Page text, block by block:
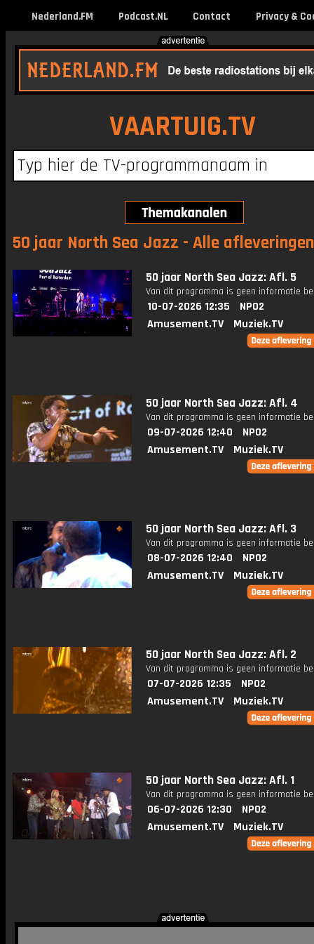
Nederland.FM Podcast.NL Contact Privacy &
VAARTUIG.TV
50 jaar North Sea Jazz - Alle afleveringen
50 jaar North Sea Jazz: Afl. 5
Van dit programma is geen informatie
10-07-2026 12:35
NPO2
Amusement.TV
Muziek.TV
50 jaar North Sea Jazz: Afl. 4
Van dit programma is geen informatie
09-07-2026 12:40
NPO2
Amusement.TV
Muziek.TV
50 jaar North Sea Jazz: Afl. 3
Van dit programma is geen informatie
08-07-2026 12:40
NPO2
Amusement.TV
Muziek.TV
50 jaar North Sea Jazz: Afl. 2
Van dit programma is geen informatie
07-07-2026 12:35
NPO2
Amusement.TV
Muziek.TV
50 jaar North Sea Jazz: Afl. 1
Van dit programma is geen informatie
06-07-2026 12:30
NPO2
Amusement.TV
Muziek.TV